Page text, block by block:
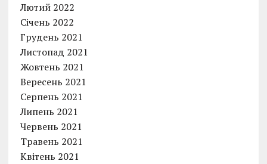
Лютий 2022
Січень 2022
Грудень 2021
Листопад 2021
Жовтень 2021
Вересень 2021
Серпень 2021
Липень 2021
Червень 2021
Травень 2021
Квітень 2021